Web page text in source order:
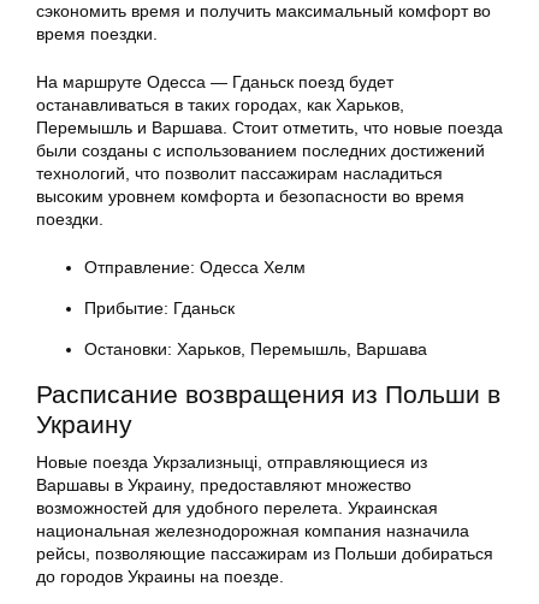
сэкономить время и получить максимальный комфорт во
время поездки.
На маршруте Одесса — Гданьск поезд будет
останавливаться в таких городах, как Харьков,
Перемышль и Варшава. Стоит отметить, что новые поезда
были созданы с использованием последних достижений
технологий, что позволит пассажирам насладиться
высоким уровнем комфорта и безопасности во время
поездки.
Отправление: Одесса Хелм
Прибытие: Гданьск
Остановки: Харьков, Перемышль, Варшава
Расписание возвращения из Польши в
Украину
Новые поезда Укрзализныці, отправляющиеся из
Варшавы в Украину, предоставляют множество
возможностей для удобного перелета. Украинская
национальная железнодорожная компания назначила
рейсы, позволяющие пассажирам из Польши добираться
до городов Украины на поезде.